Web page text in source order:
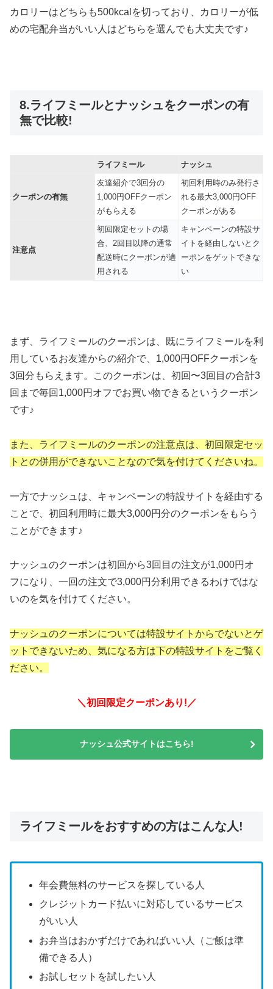
カロリーはどちらも500kcalを切っており、カロリーが低
めの宅配弁当がいい人はどちらを選んでも大丈夫です♪
8.ライフミールとナッシュをクーポンの有
無で比較!
ライフミール ナッシュ
クーポンの有無
友達紹介で3回分の
1,000円OFFクーポン
がもらえる
初回利用時のみ発行さ
れる最大3,000円OFF
クーポンがある
注意点
初回限定セットの場
合、2回目以降の通常
配送時にクーポンが適
用される
キャンペーンの特設サ
イトを経由しないとク
ーポンをゲットできな
い
まず、ライフミールのクーポンは、既にライフミールを利
用しているお友達からの紹介で、1,000円OFFクーポンを
3回分もらえます。このクーポンは、初回〜3回目の合計3
回まで毎回1,000円オフでお買い物できるというクーポン
です♪
また、ライフミールのクーポンの注意点は、初回限定セッ
トとの併用ができないことなので気を付けてくださいね。
一方でナッシュは、キャンペーンの特設サイトを経由する
ことで、初回利用時に最大3,000円分のクーポンをもらう
ことができます♪
ナッシュのクーポンは初回から3回目の注文が1,000円オ
フになり、一回の注文で3,000円分利用できるわけではな
いのを気を付けてください。
ナッシュのクーポンについては特設サイトからでないとゲ
ットできないため、気になる方は下の特設サイトをご覧く
ださい。
＼初回限定クーポンあり!／
ナッシュ公式サイトはこちら!
ライフミールをおすすめの方はこんな人!
年会費無料のサービスを探している人
クレジットカード払いに対応しているサービス
がいい人
お弁当はおかずだけであればいい人（ご飯は準
備できる人）
お試しセットを試したい人